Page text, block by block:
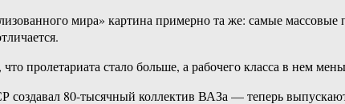
мира» картина примерно та же: самые
пролетариата стало больше, а рабочего класса в нем
80-тысячный коллектив ВАЗа — теперь